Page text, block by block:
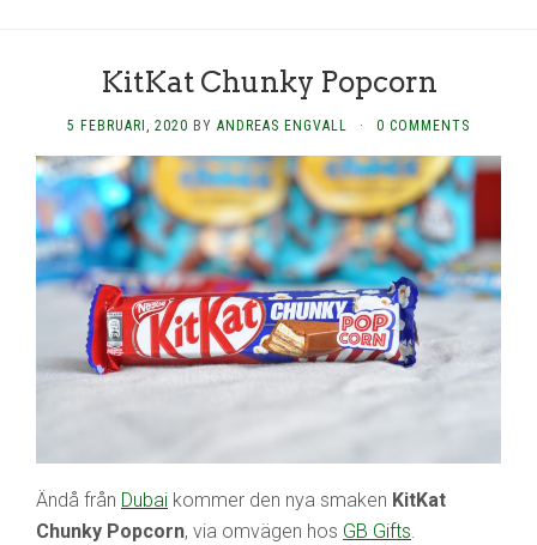
KitKat Chunky Popcorn
5 FEBRUARI, 2020 BY ANDREAS ENGVALL · 0 COMMENTS
Ändå från Dubai kommer den nya smaken KitKat
Chunky Popcorn, via omvägen hos GB Gifts.